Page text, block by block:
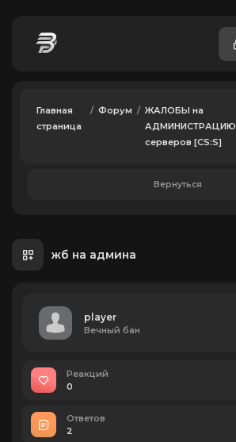
Главная
страница
/ Форум / ЖАЛОБЫ на
АДМИНИСТРАЦИЮ
серверов [CS:S]
Вернуться
жб на админа
player
Вечный бан
Реакций
0
Ответов
2